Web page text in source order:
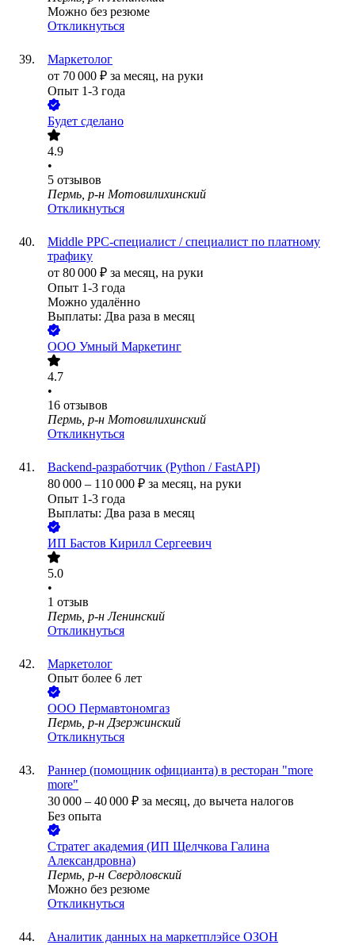
Можно без резюме
Откликнуться
Маркетолог
от 70 000 ₽ за месяц, на руки
Опыт 1-3 года
Будет сделано
4.9
•
5 отзывов
Пермь, р-н Мотовилихинский
Откликнуться
Middle PPC-специалист / специалист по платному
трафику
от 80 000 ₽ за месяц, на руки
Опыт 1-3 года
Можно удалённо
Выплаты: Два раза в месяц
ООО Умный Маркетинг
4.7
•
16 отзывов
Пермь, р-н Мотовилихинский
Откликнуться
Backend-разработчик (Python / FastAPI)
80 000 – 110 000 ₽ за месяц, на руки
Опыт 1-3 года
Выплаты: Два раза в месяц
ИП Бастов Кирилл Сергеевич
5.0
•
1 отзыв
Пермь, р-н Ленинский
Откликнуться
Маркетолог
Опыт более 6 лет
ООО Пермавтономгаз
Пермь, р-н Дзержинский
Откликнуться
Раннер (помощник официанта) в ресторан "more
more"
30 000 – 40 000 ₽ за месяц, до вычета налогов
Без опыта
Стратег академия (ИП Щелчкова Галина
Александровна)
Пермь, р-н Свердловский
Можно без резюме
Откликнуться
Аналитик данных на маркетплэйсе ОЗОН